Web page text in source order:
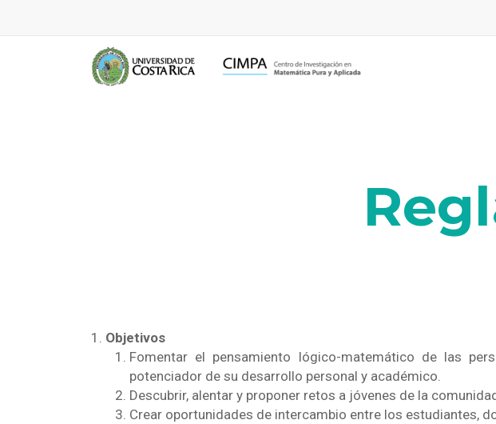
Objetivos
Fomentar el pensamiento lógico-matemático de las
potenciador de su desarrollo personal y académico.
Descubrir, alentar y proponer retos a jóvenes de la
Crear oportunidades de intercambio entre los estudiantes,